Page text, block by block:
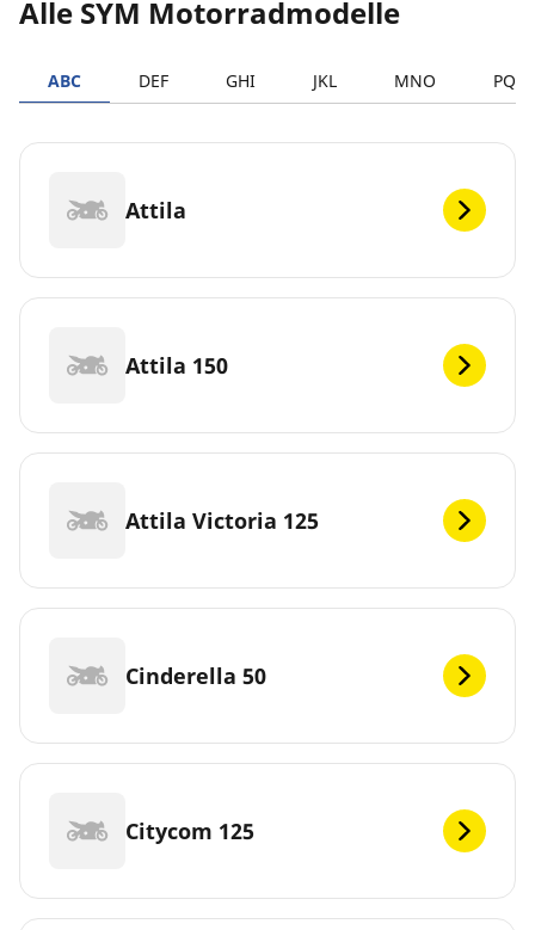
Alle SYM Motorradmodelle
ABC DEF GHI JKL MNO PQRS
Attila
Attila 150
Attila Victoria 125
Cinderella 50
Citycom 125